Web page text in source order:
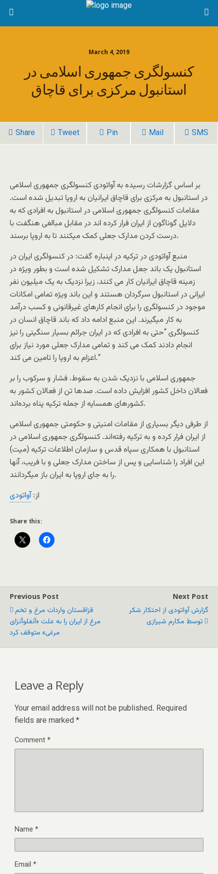
March 4, 2019
کنسولگری جمهوری اسلامی در
استانبول مرکزی برای قاچاق
Share Tweet Pin Mail SMS
بر اساس گزارشات رسیدە بە آواتودی کنسولگری جمهوری اسلامی
در استانبول به مرکزی برای قاچاق ایرانیان بە اروپا تبدیل شدە است.
مقامات کنسولگری جمهوری اسلامی در استانبول به افرادی که به
دلایل گوناگون از ایران فرار کردە اند در مقابل مبالغی هنگفت با
درست کردن مدارک جعلی کمک میکنند تا بە اروپا برسند.
منبع آواتودی در ترکیە در اینبارە گفت: در کنسولگری ایران در
استانبول یک باند جعل مدارک تشکیل شده است و بطور ویژە در
زمینە قاچاق ایرانیان کار می کنند، زیرا نزدیک به یک میلیون نفر
ایرانی در استانبول سرگردان هستند و این باند ویژه تمامی امکانات
موجود در کنسولگری را برای انجام کارهای غیرقانونی و کسب درآمد
به کار میگیرند. این منبع ادامە داد کە باند قاچاق انسان در
کنسولگری “حتی به افرادی که در ایران جرائم بسیار سنگینی را نیز
انجام دادند کمک می کند و تمامی مدارک جعلی مورد نیاز برای
اعزام بە اروپا را تامین می کند.”
جمهوری اسلامی با نزدیک شدن بە سقوط، فشار و سرکوب را بر
فعالان داخل کشور افزایش دادە است. صدها تن از فعالان کشور بە
کشورهای همسایە از جملە ترکیە پناە بردەاند.
از طرفی دیگر بسیاری از مقامات امنیتی و حکومتی جمهوری اسلامی
از ایران فرار کردە و بە ترکیە رفتەاند. کنسولگری جمهوری اسلامی در
استانبول با همکاری سپاە قدس و سازمان اطلاعات ترکیە (میت)
این افراد را شناسایی و پس از ساختن مدارک جعلی و با فریب، آنها
را بە جای اروپا بە ایران باز میگردانند.
از:آواتودی
Share this:
Previous Post
قزاقستان واردات مرغ و تخم‌
مرغ از ایران را به علت «آنفلوآنزای
مرغی» متوقف کرد
Next Post
گزارش آواتودی از احتکار شکر
توسط مکارم شیرازی
Leave a Reply
Your email address will not be published. Required
fields are marked *
Comment*
Name *
Email *